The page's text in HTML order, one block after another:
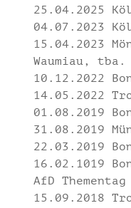
25.04.2025
04.07.2023
15.04.2023
Waumiau, tba.
10.12.2022
14.05.2022
01.08.2019
31.08.2019
22.03.2019
16.02.1019
AfD Thementag
15.09.2018